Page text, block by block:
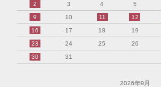
2
3 4 5
9
10 11 12
16
17 18 19
23
24 25 26
30
31
2026年9月